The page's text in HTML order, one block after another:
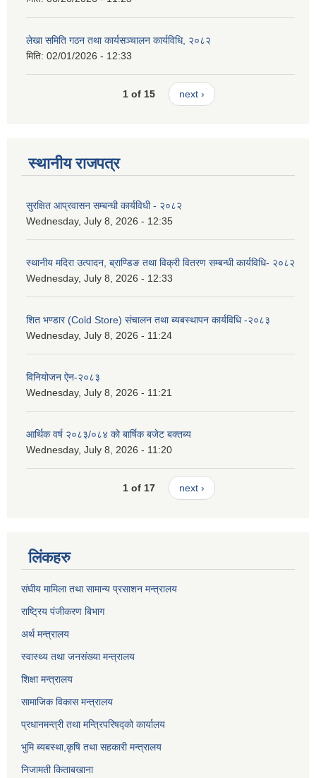
लेखा समिति गठन तथा कार्यसञ्चालन कार्यविधि, २०८२
मिति: 02/01/2026 - 12:33
1 of 15 next ›
स्थानीय राजपत्र
सुरक्षित आप्रवासन सम्बन्धी कार्यविधी - २०८२
Wednesday, July 8, 2026 - 12:35
स्थानीय मदिरा उत्पादन, ब्राण्डिङ तथा विक्री वितरण सम्बन्धी कार्यविधि- २०८२
Wednesday, July 8, 2026 - 12:33
शित भण्डार (Cold Store) संचालन तथा ब्यबस्थापन कार्यविधि -२०८३
Wednesday, July 8, 2026 - 11:24
विनियोजन ऐन-२०८३
Wednesday, July 8, 2026 - 11:21
आर्थिक वर्ष २०८३/०८४ को बार्षिक बजेट बक्तब्य
Wednesday, July 8, 2026 - 11:20
1 of 17 next ›
लिंकहरु
संघीय मामिला तथा सामान्य प्रसाशन मन्त्रालय
राष्ट्रिय पंजीकरण बिभाग
अर्थ मन्त्रालय
स्वास्थ्य तथा जनसंख्या मन्त्रालय
शिक्षा मन्त्रालय
सामाजिक विकास मन्त्रालय
प्रधानमन्त्री तथा मन्त्रिपरिषद्को कार्यालय
भुमि ब्यबस्था,कृषि तथा सहकारी मन्त्रालय
निजामती किताबखाना